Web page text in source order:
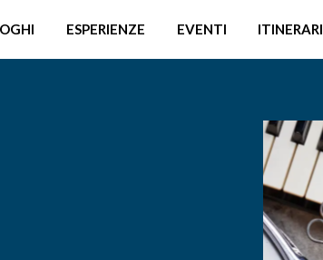
ESPERIENZE EVENTI ITINERARI